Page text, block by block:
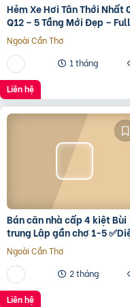
Hẻm Xe Hơi Tân Thới Nhất
Q12 – 5 Tầng Mới Đẹp – Full
Nội Thất – Giá 7.3 Tỷ
Ngoài Cần Thơ
1 tháng
Liên hệ
Bán căn nhà cấp 4 kiệt Bùi
trung Lập gần chợ 1-5
tích 5*22 ✅Hướng Tây Bắc
✅Đường oto thông
Ngoài Cần Thơ
2 tháng
Liên hệ